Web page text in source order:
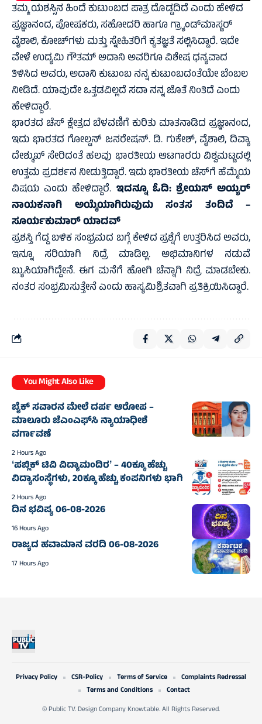
ತಮ್ಮ ಯಶಸ್ಸಿನ ಹಿಂದೆ ಕುಟುಂಬದ ಪಾತ್ರ ದೊಡ್ಡದಿದೆ ಎಂದು ಹೇಳಿದ
ಪ್ರಜ್ಞಾನಂದ, ಪೋಷಕರು, ಸಹೋದರಿ ಹಾಗೂ ಗ್ರ್ಯಾಂಡ್‌ಮಾಸ್ಟರ್
ವೈಶಾಲಿ, ಕೋಚ್‌ಗಳು ಮತ್ತು ಸ್ನೇಹಿತರಿಗೆ ಕೃತಜ್ಞತೆ ಸಲ್ಲಿಸಿದ್ದಾರೆ. ಇದೇ
ವೇಳೆ ಉದ್ಯಮಿ ಗೌತಮ್ ಅದಾನಿ ಅವರಿಗೂ ವಿಶೇಷ ಧನ್ಯವಾದ
ತಿಳಿಸಿದ ಅವರು, ಅದಾನಿ ಕುಟುಂಬ ನನ್ನ ಕುಟುಂಬದಂತೆಯೇ ಬೆಂಬಲ
ನೀಡಿದೆ. ಯಾವುದೇ ಒತ್ತಡವಿಲ್ಲದೆ ಸದಾ ನನ್ನ ಜೊತೆ ನಿಂತಿದೆ ಎಂದು
ಹೇಳಿದ್ದಾರೆ.
ಭಾರತದ ಚೆಸ್ ಕ್ಷೇತ್ರದ ಬೆಳವಣಿಗೆ ಕುರಿತು ಮಾತನಾಡಿದ ಪ್ರಜ್ಞಾನಂದ,
ಇದು ಭಾರತದ ಗೋಲ್ಡನ್ ಜನರೇಷನ್. ಡಿ. ಗುಕೇಶ್, ವೈಶಾಲಿ, ದಿವ್ಯಾ
ದೇಶ್ಮುಖ್ ಸೇರಿದಂತೆ ಹಲವು ಭಾರತೀಯ ಆಟಗಾರರು ವಿಶ್ವಮಟ್ಟದಲ್ಲಿ
ಉತ್ತಮ ಪ್ರದರ್ಶನ ನೀಡುತ್ತಿದ್ದಾರೆ. ಇದು ಭಾರತೀಯ ಚೆಸ್‌ಗೆ ಹೆಮ್ಮೆಯ
ವಿಷಯ ಎಂದು ಹೇಳಿದ್ದಾರೆ. ಇದನ್ನೂ ಓದಿ: ಶ್ರೇಯಸ್ ಅಯ್ಯರ್
ನಾಯಕನಾಗಿ ಅಯ್ಕೆಯಾಗಿರುವುದು ಸಂತಸ ತಂದಿದೆ –
ಸೂರ್ಯಕುಮಾರ್ ಯಾದವ್
ಪ್ರಶಸ್ತಿ ಗೆದ್ದ ಬಳಿಕ ಸಂಭ್ರಮದ ಬಗ್ಗೆ ಕೇಳಿದ ಪ್ರಶ್ನೆಗೆ ಉತ್ತರಿಸಿದ ಅವರು,
ಇನ್ನೂ ಸರಿಯಾಗಿ ನಿದ್ರೆ ಮಾಡಿಲ್ಲ. ಅಭಿಮಾನಿಗಳ ನಡುವೆ
ಬ್ಯುಸಿಯಾಗಿದ್ದೇನೆ. ಈಗ ಮನೆಗೆ ಹೋಗಿ ಚೆನ್ನಾಗಿ ನಿದ್ರೆ ಮಾಡಬೇಕು.
ನಂತರ ಸಂಭ್ರಮಿಸುತ್ತೇನೆ ಎಂದು ಹಾಸ್ಯಮಿಶ್ರಿತವಾಗಿ ಪ್ರತಿಕ್ರಿಯಿಸಿದ್ದಾರೆ.
You Might Also Like
ಬೈಕ್ ಸವಾರನ ಮೇಲೆ ದರ್ಪ ಆರೋಪ –
ಮಾಲೂರು ಜೆಎಂಎಫ್‌ಸಿ ನ್ಯಾಯಾಧೀಶೆ
ವರ್ಗಾವಣೆ
2 Hours Ago
ʻಪಬ್ಲಿಕ್‌ ಟಿವಿ ವಿದ್ಯಾಮಂದಿರʼ – 40ಕ್ಕೂ ಹೆಚ್ಚು
ವಿದ್ಯಾಸಂಸ್ಥೆಗಳು, 20ಕ್ಕೂ ಹೆಚ್ಚು ಕಂಪನಿಗಳು ಭಾಗಿ
2 Hours Ago
ದಿನ ಭವಿಷ್ಯ 06-08-2026
16 Hours Ago
ರಾಜ್ಯದ ಹವಾಮಾನ ವರದಿ 06-08-2026
17 Hours Ago
© Public TV. Design Company Knowtable. All Rights Reserved.
Privacy Policy CSR-Policy Terms of Service
Complaints Redressal
Terms and Conditions
Contact